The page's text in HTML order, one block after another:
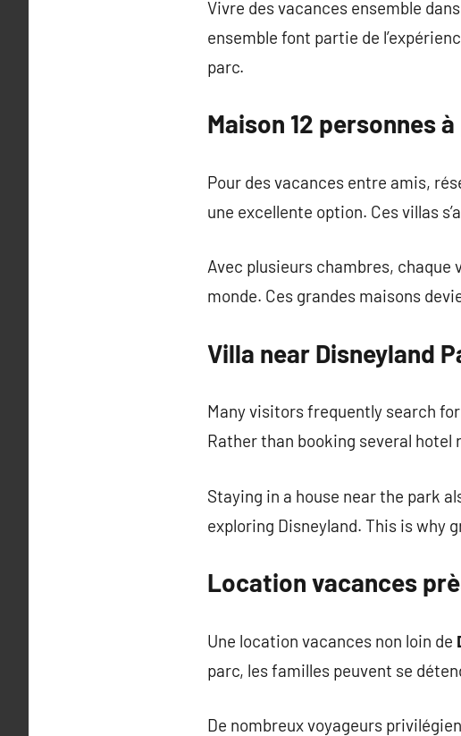
Vivre des vacances ensemble
ensemble font partie de
parc.
Maison 12 personnes
Pour des vacances entre amis,
une excellente option. Ces villas
Avec plusieurs chambres,
monde. Ces grandes maisons
Villa near Disneyland
Many visitors frequently search for
Rather than booking several hotel
Staying in a house near the park
exploring Disneyland. This is why
Location vacances
Une location vacances non loin de
parc, les familles peuvent se
De nombreux voyageurs